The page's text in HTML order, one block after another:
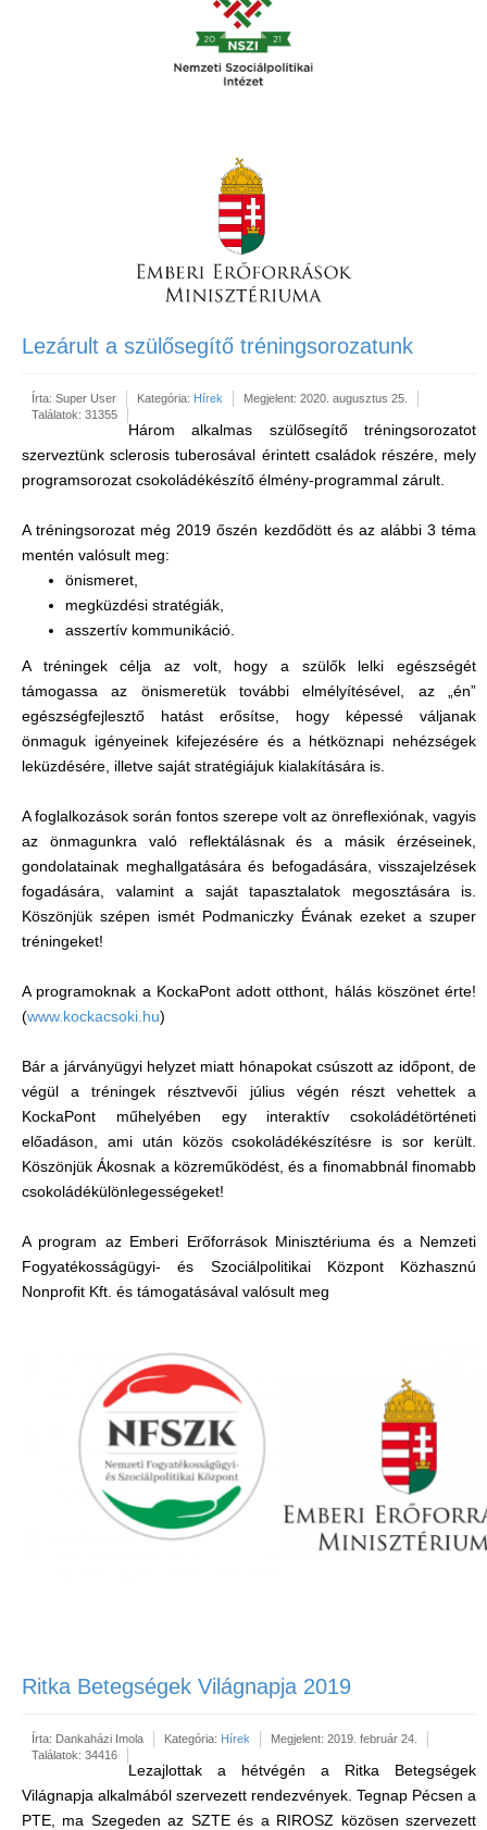
Lezárult a szülősegítő tréningsorozatunk
Írta: Super User Kategória: Hírek
Megjelent: 2020. augusztus 25.
Találatok: 31355
Három alkalmas szülősegítő tréningsorozatot
szerveztünk sclerosis tuberosával érintett családok részére, mely
programsorozat csokoládékészítő élmény-programmal zárult.
A tréningsorozat még 2019 őszén kezdődött és az alábbi 3 téma
mentén valósult meg:
önismeret,
megküzdési stratégiák,
asszertív kommunikáció.
A tréningek célja az volt, hogy a szülők lelki egészségét
támogassa az önismeretük további elmélyítésével, az „én”
egészségfejlesztő hatást erősítse, hogy képessé váljanak
önmaguk igényeinek kifejezésére és a hétköznapi nehézségek
leküzdésére, illetve saját stratégiájuk kialakítására is.
A foglalkozások során fontos szerepe volt az önreflexiónak, vagyis
az önmagunkra való reflektálásnak és a másik érzéseinek,
gondolatainak meghallgatására és befogadására, visszajelzések
fogadására, valamint a saját tapasztalatok megosztására is.
Köszönjük szépen ismét Podmaniczky Évának ezeket a szuper
tréningeket!
A programoknak a KockaPont adott otthont, hálás köszönet érte!
(www.kockacsoki.hu)
Bár a járványügyi helyzet miatt hónapokat csúszott az időpont, de
végül a tréningek résztvevői július végén részt vehettek a
KockaPont műhelyében egy interaktív csokoládétörténeti
előadáson, ami után közös csokoládékészítésre is sor került.
Köszönjük Ákosnak a közreműködést, és a finomabbnál finomabb
csokoládékülönlegességeket!
A program az Emberi Erőforrások Minisztériuma és a Nemzeti
Fogyatékosságügyi- és Szociálpolitikai Központ Közhasznú
Nonprofit Kft. és támogatásával valósult meg
Ritka Betegségek Világnapja 2019
Írta: Dankaházi Imola Kategória: Hírek
Megjelent: 2019. február 24.
Találatok: 34416
Lezajlottak a hétvégén a Ritka Betegségek
Világnapja alkalmából szervezett rendezvények. Tegnap Pécsen a
PTE, ma Szegeden az SZTE és a RIROSZ közösen szervezett